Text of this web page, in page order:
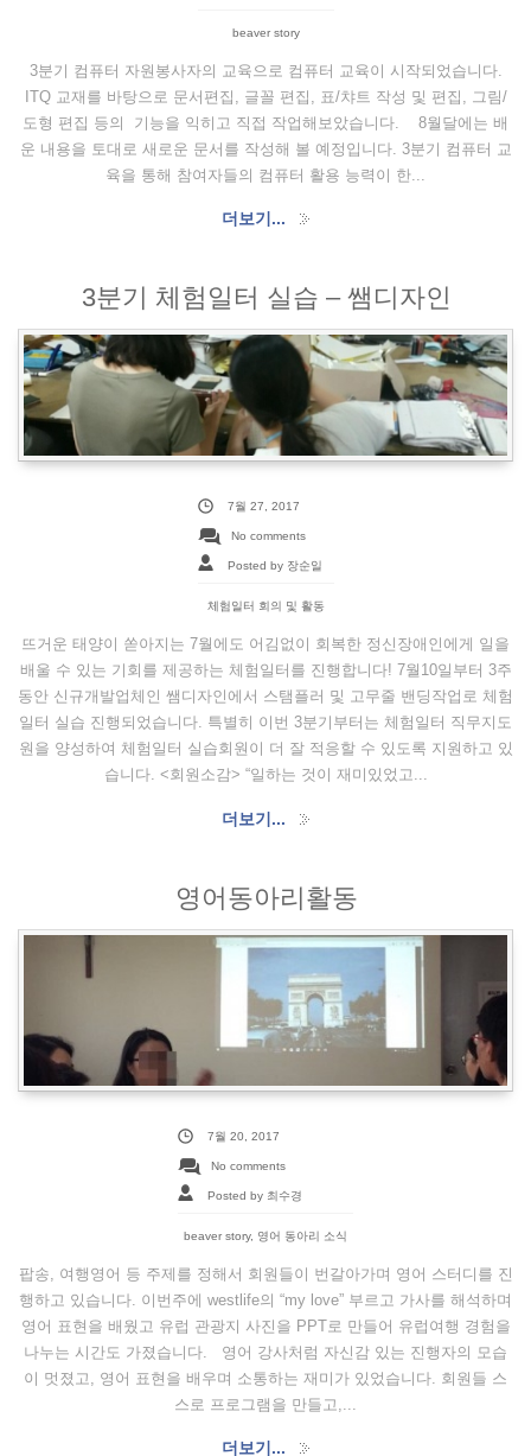
beaver story
3분기 컴퓨터 자원봉사자의 교육으로 컴퓨터 교육이 시작되었습니다.
ITQ 교재를 바탕으로 문서편집, 글꼴 편집, 표/챠트 작성 및 편집, 그림/
도형 편집 등의 기능을 익히고 직접 작업해보았습니다. 8월달에는 배
운 내용을 토대로 새로운 문서를 작성해 볼 예정입니다. 3분기 컴퓨터 교
육을 통해 참여자들의 컴퓨터 활용 능력이 한...
더보기...
3분기 체험일터 실습 – 쌤디자인
7월 27, 2017
No comments
Posted by 장순일
체험일터 회의 및 활동
뜨거운 태양이 쏟아지는 7월에도 어김없이 회복한 정신장애인에게 일을
배울 수 있는 기회를 제공하는 체험일터를 진행합니다! 7월10일부터 3주
동안 신규개발업체인 쌤디자인에서 스탬플러 및 고무줄 밴딩작업로 체험
일터 실습 진행되었습니다. 특별히 이번 3분기부터는 체험일터 직무지도
원을 양성하여 체험일터 실습회원이 더 잘 적응할 수 있도록 지원하고 있
습니다. <회원소감> “일하는 것이 재미있었고...
더보기...
영어동아리활동
7월 20, 2017
No comments
Posted by 최수경
beaver story, 영어 동아리 소식
팝송, 여행영어 등 주제를 정해서 회원들이 번갈아가며 영어 스터디를 진
행하고 있습니다. 이번주에 westlife의 “my love” 부르고 가사를 해석하며
영어 표현을 배웠고 유럽 관광지 사진을 PPT로 만들어 유럽여행 경험을
나누는 시간도 가졌습니다. 영어 강사처럼 자신감 있는 진행자의 모습
이 멋졌고, 영어 표현을 배우며 소통하는 재미가 있었습니다. 회원들 스
스로 프로그램을 만들고,...
더보기...